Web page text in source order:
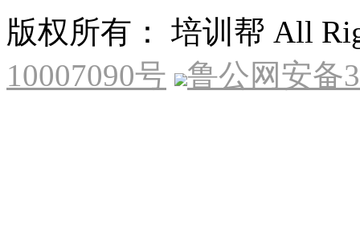
版权所有： 培训帮 All
10007090号
鲁公网安备